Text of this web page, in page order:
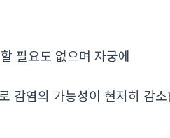
필요도 없으며 자궁에
감염의 가능성이 현저히 감